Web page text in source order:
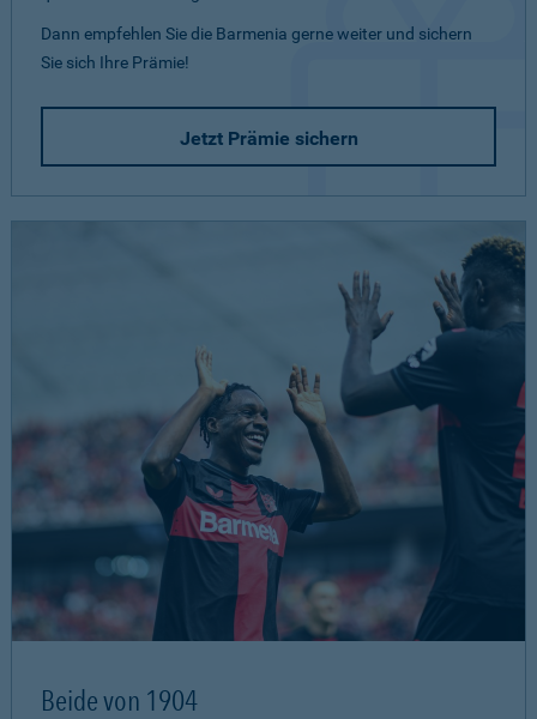
Dann empfehlen Sie die Barmenia gerne weiter und sichern
Sie sich Ihre Prämie!
Jetzt Prämie sichern
Beide von 1904